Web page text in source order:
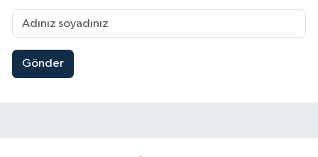
Gönder